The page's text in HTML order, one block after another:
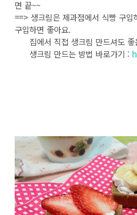
면 끝~~
==> 생크림은 제과점에서 식빵 구
구입하면 좋아요.
집에서 직접 생크림 만드셔도 좋
생크림 만드는 방법 바로가기 :